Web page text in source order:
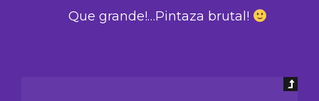
Que grande!…Pintaza brutal!